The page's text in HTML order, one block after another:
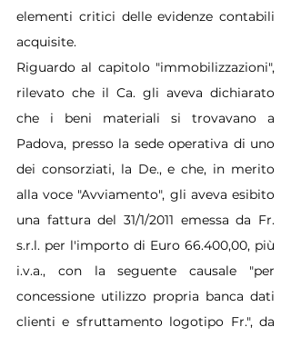
elementi critici delle evidenze contabili
acquisite.
Riguardo al capitolo "immobilizzazioni",
rilevato che il Ca. gli aveva dichiarato
che i beni materiali si trovavano a
Padova, presso la sede operativa di uno
dei consorziati, la De., e che, in merito
alla voce "Avviamento", gli aveva esibito
una fattura del 31/1/2011 emessa da Fr.
s.r.l. per l'importo di Euro 66.400,00, più
i.v.a., con la seguente causale "per
concessione utilizzo propria banca dati
clienti e sfruttamento logotipo Fr.", da